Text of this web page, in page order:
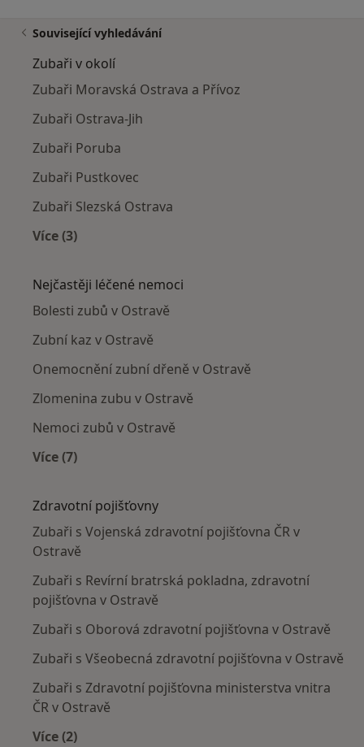
Související vyhledávání
Zubaři v okolí
Zubaři Moravská Ostrava a Přívoz
Zubaři Ostrava-Jih
Zubaři Poruba
Zubaři Pustkovec
Zubaři Slezská Ostrava
Více (3)
Nejčastěji léčené nemoci
Bolesti zubů v Ostravě
Zubní kaz v Ostravě
Onemocnění zubní dřeně v Ostravě
Zlomenina zubu v Ostravě
Nemoci zubů v Ostravě
Více (7)
Zdravotní pojišťovny
Zubaři s Vojenská zdravotní pojišťovna ČR v
Ostravě
Zubaři s Revírní bratrská pokladna, zdravotní
pojišťovna v Ostravě
Zubaři s Oborová zdravotní pojišťovna v Ostravě
Zubaři s Všeobecná zdravotní pojišťovna v Ostravě
Zubaři s Zdravotní pojišťovna ministerstva vnitra
ČR v Ostravě
Více (2)